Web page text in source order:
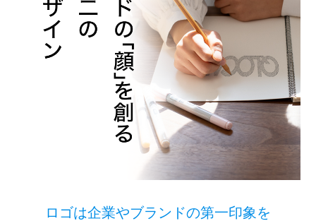
ロゴは企業やブランドの第一印象を